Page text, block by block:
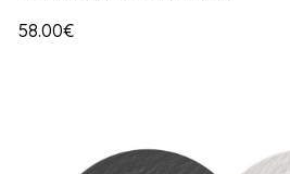
58.00€